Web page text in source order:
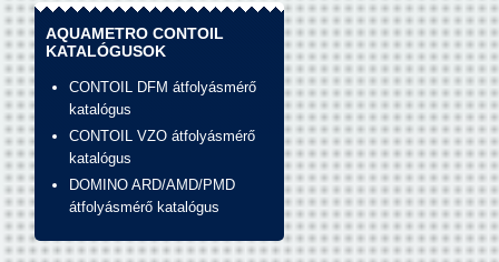
AQUAMETRO CONTOIL
KATALÓGUSOK
CONTOIL DFM átfolyásmérő
katalógus
CONTOIL VZO átfolyásmérő
katalógus
DOMINO ARD/AMD/PMD
átfolyásmérő katalógus